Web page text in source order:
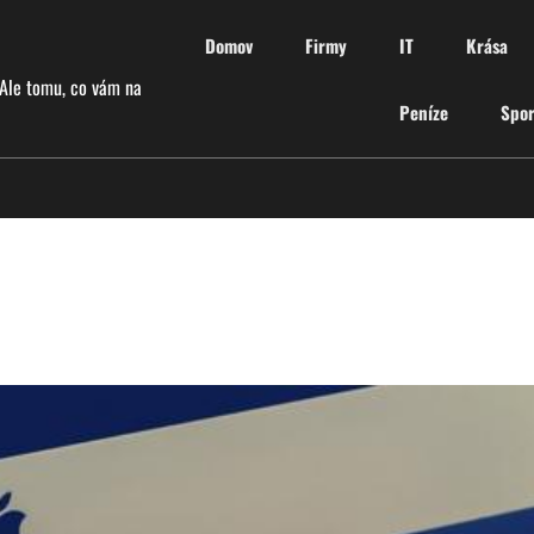
tomu, co vám na
Domov Firmy IT Krása
Peníze